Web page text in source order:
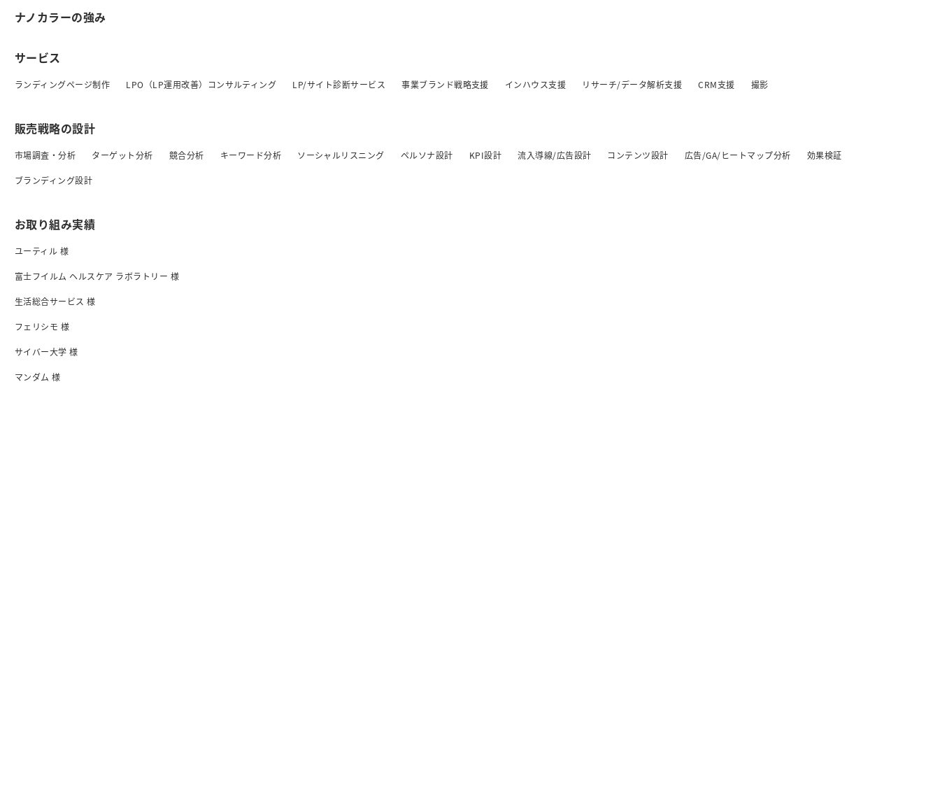
ナノカラーの強み
サービス
ランディングページ制作 LPO（LP運用改善）コンサルティング LP/サイト診断サービス 事業ブランド戦略支援 インハウス支援 リサーチ/データ解析支援 CRM支援 撮影
販売戦略の設計
市場調査・分析 ターゲット分析 競合分析 キーワード分析 ソーシャルリスニング ペルソナ設計 KPI設計 流入導線/広告設計 コンテンツ設計 広告/GA/ヒートマップ分析 効果検証
ブランディング設計
お取り組み実績
ユーティル 様
富士フイルム ヘルスケア ラボラトリー 様
生活総合サービス 様
フェリシモ 様
サイバー大学 様
マンダム 様